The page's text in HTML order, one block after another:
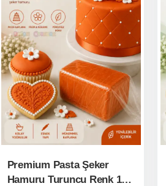
Premium Pasta Şeker
Hamuru Turuncu Renk 1